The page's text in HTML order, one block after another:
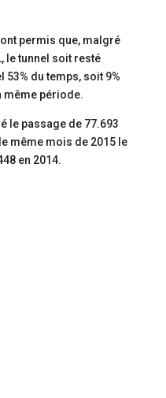
permis que, malgré
le tunnel soit resté
du temps, soit 9%
même période.
le passage de 77.693
même mois de 2015 le
en 2014.